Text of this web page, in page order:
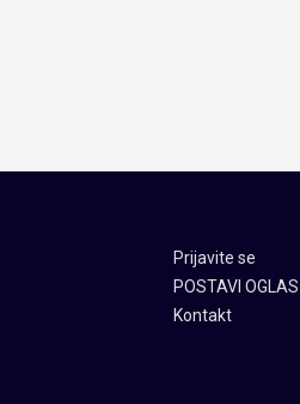
Prijavite se
POSTAVI OGLAS
Kontakt